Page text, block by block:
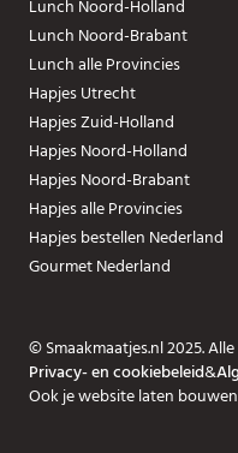
Lunch Noord-Holland
Lunch Noord-Brabant
Lunch alle Provincies
Hapjes Utrecht
Hapjes Zuid-Holland
Hapjes Noord-Holland
Hapjes Noord-Brabant
Hapjes alle Provincies
Hapjes bestellen Nederland
Gourmet Nederland
© Smaakmaatjes.nl 2025.
Privacy- en cookiebeleid&
Ook je website laten